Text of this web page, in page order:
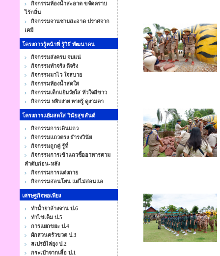
กิจกรรมห้องน้ำสะอาด ขจัดคราบ
ไร้กลิ่น
กิจกรรมจานชามสะอาด ปราศจาก
เคมี
โครงการรู้หน้าที่ รู้วิธี พัฒนาคน
กิจกรรมส่งครบ จบแน่
กิจกรรมทำจริง ดีจริง
กิจกรรมมาไว ใจสบาย
กิจกรรมห้องน้ำสดใส
กิจกรรมเด็กแย้มวัยใส หัวใจสีขาว
กิจกรรม หยิบง่าย หายรู้ ดูงามตา
โครงการแย้มสดใส วินัยสุขสันต์
กิจกรรมการเดินแถว
กิจกรรมแถวตรง ธำรงวินัย
กิจกรรมถูกคู่ รู้ที่
กิจกรรมการเข้าแถวซื้ออาหารตาม
ลำดับก่อน-หลัง
กิจกรรมการแต่งกาย
กิจกรรมอ่อนโยน แต่ไม่อ่อนแอ
เศรษฐกิจพอเพียง
ทำน้ำยาล้างจาน ป.6
ทำไข่เค็ม ป.5
การแยกขยะ ป.4
ผักสวนครัวขวด ป.3
สเปรย์ไล่ยุง ป.2
กระเป๋าจากเสื้อ ป.1